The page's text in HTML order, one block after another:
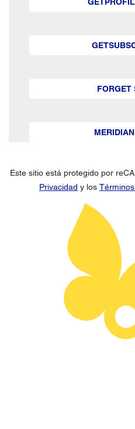
FORGET
Este sitio está protegido por
Privacidad y los